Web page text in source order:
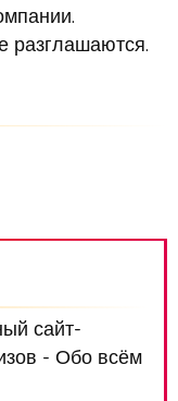
разглашаются.
сайт-
- Обо всём